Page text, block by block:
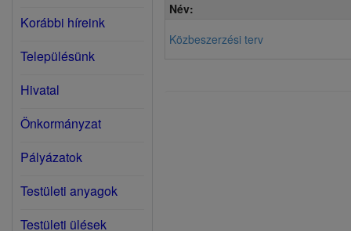
Korábbi híreink
Településünk
Hivatal
Önkormányzat
Pályázatok
Testületi anyagok
Testületi ülések
Név:
Közbeszerzési terv